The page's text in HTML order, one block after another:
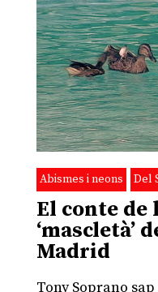
Abismes i neons Del
El conte de
‘mascletà’
Madrid
Tony Soprano